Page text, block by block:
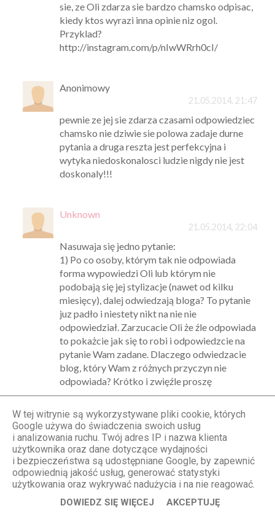
sie, ze Oli zdarza sie bardzo chamsko odpisac,
kiedy ktos wyrazi inna opinie niz ogol.
Przyklad?
http://instagram.com/p/nIwWRrh0cI/
Anonimowy
21.05.2014, 21:47
pewnie ze jej sie zdarza czasami odpowiedziec
chamsko nie dziwie sie polowa zadaje durne
pytania a druga reszta jest perfekcyjna i
wytyka niedoskonalosci ludzie nigdy nie jest
doskonaly!!!
Unknown
21.05.2014, 22:04
Nasuwaja się jedno pytanie:
1) Po co osoby, którym tak nie odpowiada
forma wypowiedzi Oli lub którym nie
podobają się jej stylizacje (nawet od kilku
miesięcy), dalej odwiedzają bloga? To pytanie
juz padło i niestety nikt na nie nie
odpowiedział. Zarzucacie Oli że źle odpowiada
to pokażcie jak się to robi i odpowiedzcie na
pytanie Wam zadane. Dlaczego odwiedzacie
blog, który Wam z różnych przyczyn nie
odpowiada? Krótko i zwięźle proszę
Anonimowy
22.05.2014, 12:10
Wierna fanka oh ah! :D
Odpowiedz
W tej witrynie są wykorzystywane pliki cookie, których
Google używa do świadczenia swoich usług
i analizowania ruchu. Twój adres IP i nazwa klienta
użytkownika oraz dane dotyczące wydajności
i bezpieczeństwa są udostępniane Google, by zapewnić
odpowiednią jakość usług, generować statystyki
użytkowania oraz wykrywać nadużycia i na nie reagować.
DOWIEDZ SIĘ WIĘCEJ AKCEPTUJĘ